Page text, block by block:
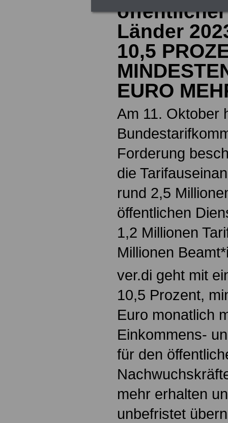
Länder
10,5
EURO
Am 11. Oktober
Forderung
die
rund 2,5
öffentlichen
1,2 Millionen
Millionen
ver.di geht mit
10,5 Prozent,
Euro monatlich
Einkommens-
für den
mehr erhalten
unbefristet